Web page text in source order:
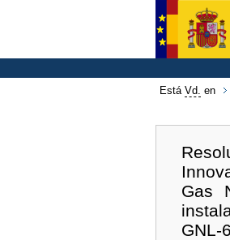
Está Vd. en
Gas
GNL-